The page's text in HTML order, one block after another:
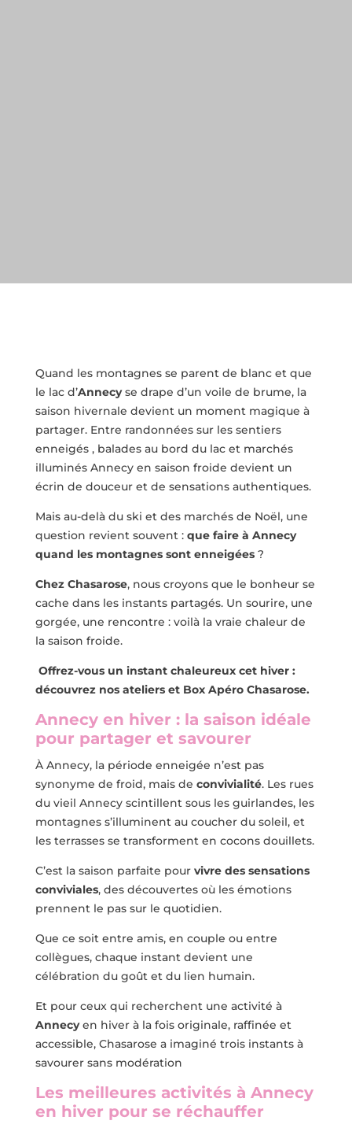
Quand les montagnes se parent de blanc et que
le lac d’Annecyse drape d’un voile de brume, la
saison hivernale devient un moment magique à
partager. Entre randonnées sur les sentiers
enneigés , balades au bord du lac et marchés
illuminés Annecy en saison froide devient un
écrin de douceur et de sensations authentiques.
Mais au-delà du ski et des marchés de Noël, une
question revient souvent :que faire à Annecy
quand les montagnes sont enneigées?
Chez Chasarose, nous croyons que le bonheur se
cache dans les instants partagés. Un sourire, une
gorgée, une rencontre : voilà la vraie chaleur de
la saison froide.
Offrez-vous un instant chaleureux cet hiver :
découvrez nos ateliers et Box Apéro Chasarose.
Annecy en hiver : la saison idéale
pour partager et savourer
À Annecy, la période enneigée n’est pas
synonyme de froid, mais de convivialité. Les rues
du vieil Annecy scintillent sous les guirlandes, les
montagnes s’illuminent au coucher du soleil, et
les terrasses se transforment en cocons douillets.
C’est la saison parfaite pourvivre des sensations
conviviales, des découvertes où les émotions
prennent le pas sur le quotidien.
Que ce soit entre amis, en couple ou entre
collègues, chaque instant devient une
célébration du goût et du lien humain.
Et pour ceux qui recherchent une activité à
Annecyen hiver à la fois originale, raffinée et
accessible, Chasarose a imaginé trois instants à
savourer sans modération
Les meilleures activités à Annecy
en hiver pour se réchauffer